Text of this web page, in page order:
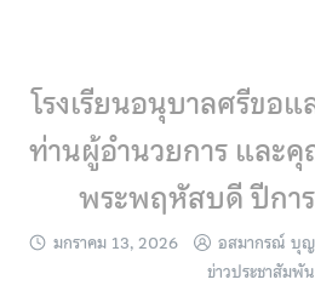
โรงเรียนอนุบาลศรีขอ
ท่านผู้อำนวยการ และคุ
พระพฤหัสบดี ปีกา
มกราคม 13, 2026 อสมากรณ์ บุญ
ข่าวประชาสัมพั